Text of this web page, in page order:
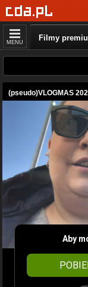
MENU Filmy
(pseudo)VLOGMAS
Aby